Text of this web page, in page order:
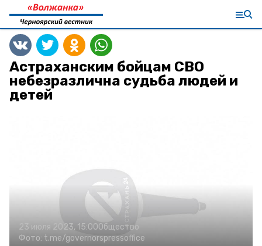
Астраханским бойцам СВО
небезразлична судьба людей и
детей
23 июля 2023, 15:00Общество
Фото: t.me/governorspressoffice